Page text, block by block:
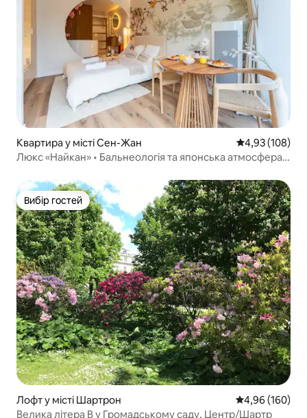
Квартира у місті Сен-Жан Середня
4,93 (108)
Люкс «Найкан» • Бальнеологія та японська атмосфера
Вибір гостей
Вибір гостей
Лофт у місті Шартрон Середня
4,96 (160)
Велика літера B у Громадському саду, Центр/Шартр